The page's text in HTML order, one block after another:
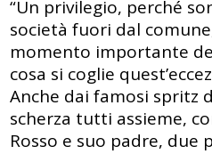
“Un privilegio, perché
società fuori dal
momento importante
cosa si coglie
Anche dai famosi spritz
scherza tutti assieme,
Rosso e suo padre, due